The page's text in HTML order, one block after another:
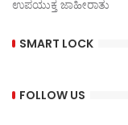
ಉಪಯುಕ್ತ ಜಾಹೀರಾತು
SMART LOCK
FOLLOW US